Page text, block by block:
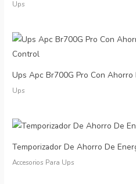
Ups
Ups Apc Br700G Pro Con
Ups
Temporizador De Ahorro De
Accesorios Para Ups